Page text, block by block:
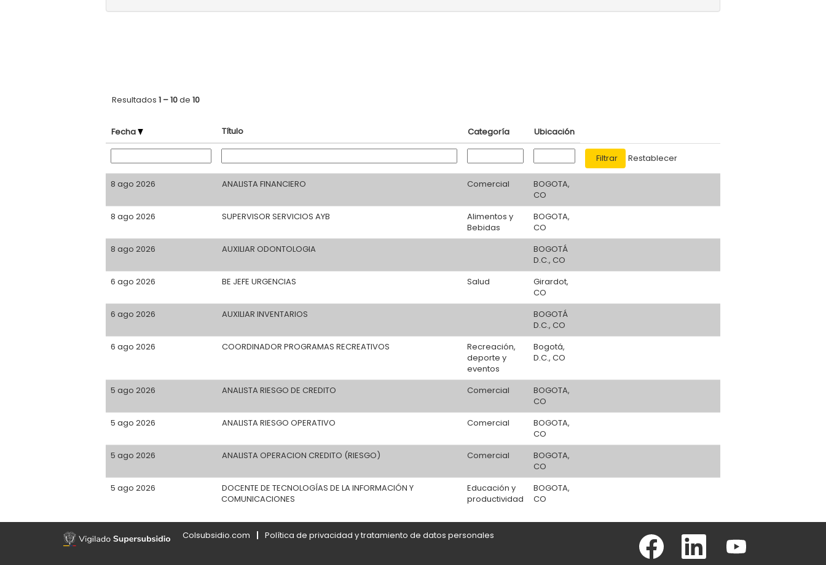
Resultados 1 – 10de 10
Fecha Título Categoría Ubicación
Restablecer
8 ago 2026 ANALISTA FINANCIERO Comercial
BOGOTA,
CO
8 ago 2026
SUPERVISOR SERVICIOS AYB
Alimentos y
Bebidas
BOGOTA,
CO
8 ago 2026
AUXILIAR ODONTOLOGIA
BOGOTÁ
D.C., CO
6 ago 2026
BE JEFE URGENCIAS Salud
Girardot,
CO
6 ago 2026
AUXILIAR INVENTARIOS
BOGOTÁ
D.C., CO
6 ago 2026
COORDINADOR PROGRAMAS RECREATIVOS
Recreación,
deporte y
eventos
Bogotá,
D.C., CO
5 ago 2026 ANALISTA RIESGO DE CREDITO Comercial
BOGOTA,
CO
5 ago 2026
ANALISTA RIESGO OPERATIVO Comercial
BOGOTA,
CO
5 ago 2026
ANALISTA OPERACION CREDITO (RIESGO) Comercial
BOGOTA,
CO
5 ago 2026
DOCENTE DE TECNOLOGÍAS DE LA INFORMACIÓN Y
COMUNICACIONES
Educación y
productividad
BOGOTA,
CO
Colsubsidio.com Política de privacidad y tratamiento de datos personales
e
a
S
b